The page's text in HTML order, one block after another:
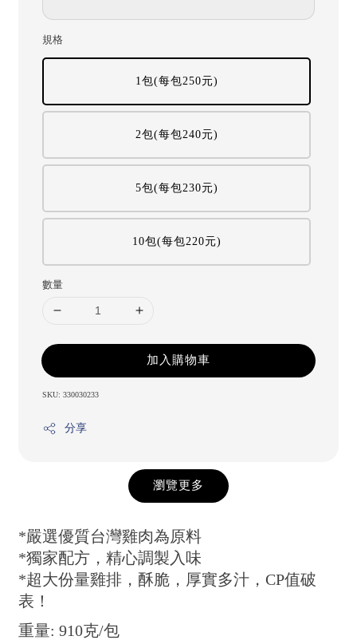
規格
1包(每包250元)
2包(每包240元)
5包(每包230元)
10包(每包220元)
數量
加入購物車
SKU: 330030233
分享
瀏覽更多
*嚴選優質台灣雞肉為原料
*獨家配方，精心調製入味
*超大份量雞排，酥脆，厚實多汁，CP值破
表！
重量: 910克/包